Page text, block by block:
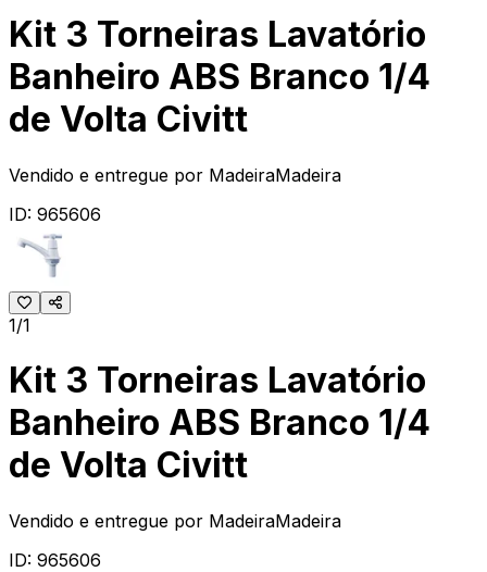
Kit 3 Torneiras Lavatório
Banheiro ABS Branco 1/4
de Volta Civitt
Vendido e entregue por MadeiraMadeira
ID: 965606
1/1
Kit 3 Torneiras Lavatório
Banheiro ABS Branco 1/4
de Volta Civitt
Vendido e entregue por MadeiraMadeira
ID: 965606